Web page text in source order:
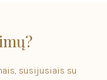
susijusiais su